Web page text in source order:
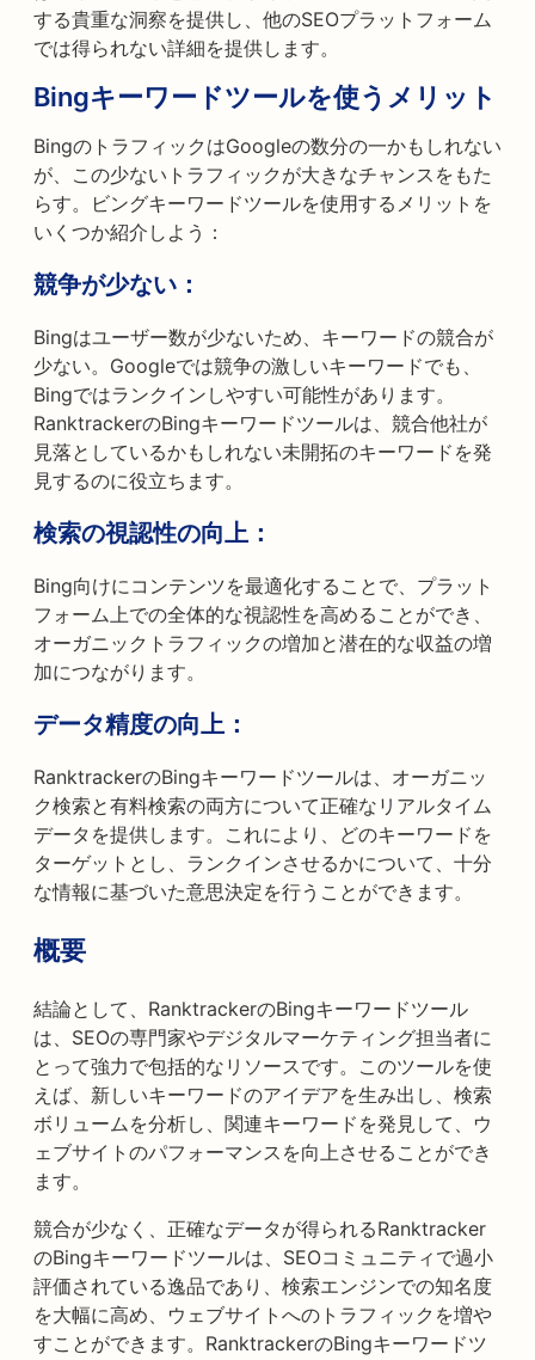
する貴重な洞察を提供し、他のSEOプラットフォーム
では得られない詳細を提供します。
Bingキーワードツールを使うメリット
BingのトラフィックはGoogleの数分の一かもしれない
が、この少ないトラフィックが大きなチャンスをもた
らす。ビングキーワードツールを使用するメリットを
いくつか紹介しよう：
競争が少ない：
Bingはユーザー数が少ないため、キーワードの競合が
少ない。Googleでは競争の激しいキーワードでも、
Bingではランクインしやすい可能性があります。
RanktrackerのBingキーワードツールは、競合他社が
見落としているかもしれない未開拓のキーワードを発
見するのに役立ちます。
検索の視認性の向上：
Bing向けにコンテンツを最適化することで、プラット
フォーム上での全体的な視認性を高めることができ、
オーガニックトラフィックの増加と潜在的な収益の増
加につながります。
データ精度の向上：
RanktrackerのBingキーワードツールは、オーガニッ
ク検索と有料検索の両方について正確なリアルタイム
データを提供します。これにより、どのキーワードを
ターゲットとし、ランクインさせるかについて、十分
な情報に基づいた意思決定を行うことができます。
概要
結論として、RanktrackerのBingキーワードツール
は、SEOの専門家やデジタルマーケティング担当者に
とって強力で包括的なリソースです。このツールを使
えば、新しいキーワードのアイデアを生み出し、検索
ボリュームを分析し、関連キーワードを発見して、ウ
ェブサイトのパフォーマンスを向上させることができ
ます。
競合が少なく、正確なデータが得られるRanktracker
のBingキーワードツールは、SEOコミュニティで過小
評価されている逸品であり、検索エンジンでの知名度
を大幅に高め、ウェブサイトへのトラフィックを増や
すことができます。RanktrackerのBingキーワードツ